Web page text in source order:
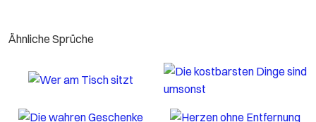
Ähnliche Sprüche